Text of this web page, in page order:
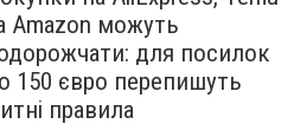
Amazon можуть
для посилок
150 євро перепишуть
правила